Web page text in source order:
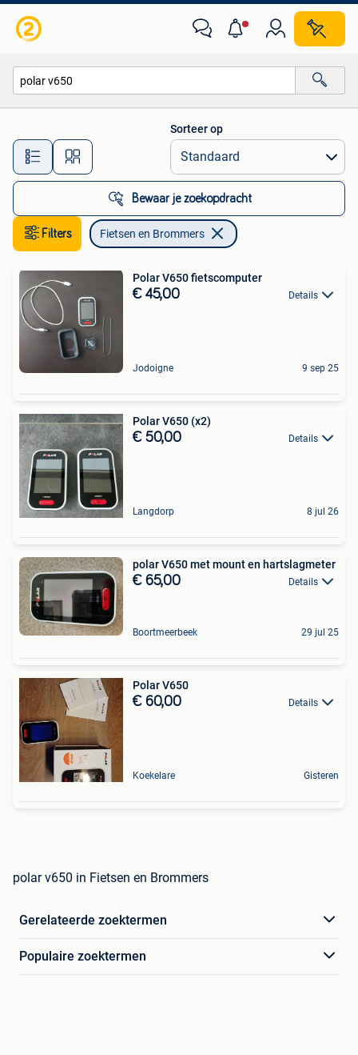
Alle afstanden…
Sorteer op
Bewaar je zoekopdracht
Filters Fietsen en Brommers
Polar V650 fietscomputer
€ 45,00 Details
Jodoigne 9 sep 25
Polar V650 (x2)
€ 50,00 Details
Langdorp 8 jul 26
polar V650 met mount en hartslagmeter
€ 65,00 Details
Boortmeerbeek 29 jul 25
Polar V650
€ 60,00 Details
Koekelare Gisteren
polar v650 in Fietsen en Brommers
Gerelateerde zoektermen
Populaire zoektermen